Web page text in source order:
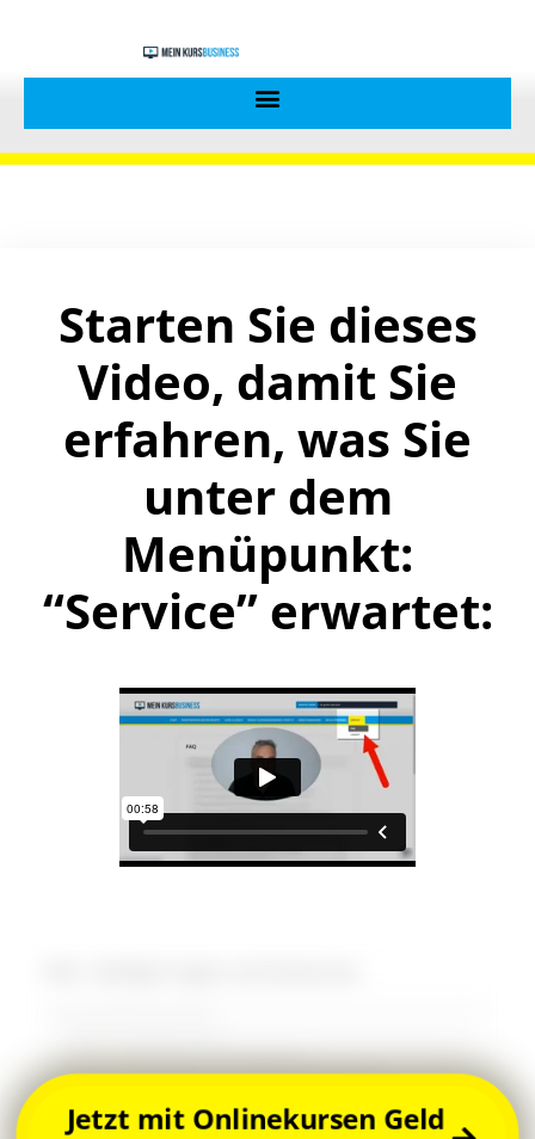
Starten Sie dieses
Video, damit Sie
erfahren, was Sie
unter dem
Menüpunkt:
“Service” erwartet:
Jetzt mit Onlinekursen Geld